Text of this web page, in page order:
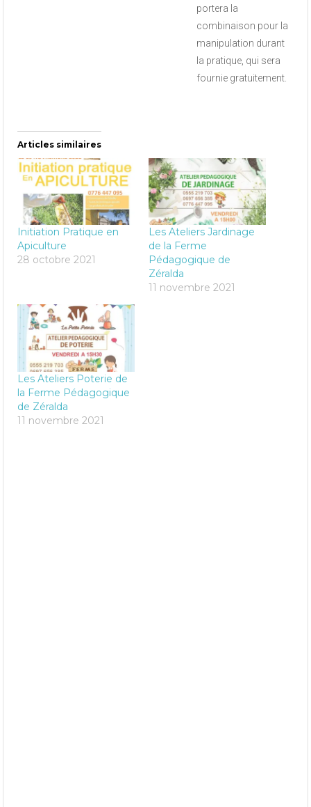
portera la
combinaison pour la
manipulation durant
la pratique, qui sera
fournie gratuitement.
Articles similaires
Initiation Pratique en
Apiculture
28 octobre 2021
Les Ateliers Jardinage
de la Ferme
Pédagogique de
Zéralda
11 novembre 2021
Les Ateliers Poterie de
la Ferme Pédagogique
de Zéralda
11 novembre 2021